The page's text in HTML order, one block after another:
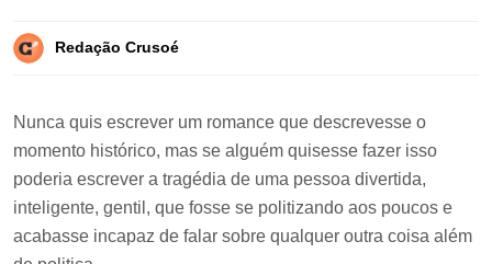
Redação Crusoé
Nunca quis escrever um romance que descrevesse o
momento histórico, mas se alguém quisesse fazer isso
poderia escrever a tragédia de uma pessoa divertida,
inteligente, gentil, que fosse se politizando aos poucos e
acabasse incapaz de falar sobre qualquer outra coisa além